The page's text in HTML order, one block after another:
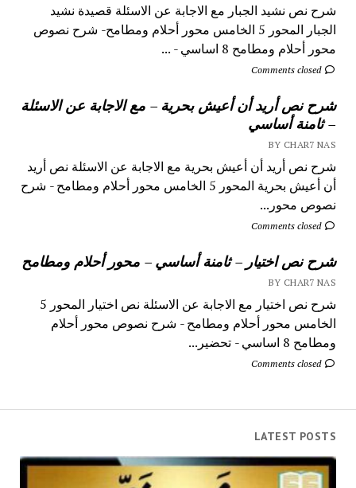
شرح نص نشيد الجبار مع الاجابة عن الاسئلة قصيدة نشيد
الجبار المحور 5 الخامس محور أحلام ومطامح- شرح نصوص
محور أحلام ومطامح 8 اساسي - ...
Comments closed
شرح نص أريد أن أعيش بحرية – مع الاجابة عن الاسئلة
– ثامنة أساسي
BY CHAR7 NAS
شرح نص أريد أن أعيش بحرية مع الاجابة عن الاسئلة نص أريد
أن أعيش بحرية المحور 5 الخامس محور أحلام ومطامح - شرح
نصوص محور...
Comments closed
شرح نص اختيار – ثامنة أساسي – محور أحلام ومطامح
BY CHAR7 NAS
شرح نص اختيار مع الاجابة عن الاسئلة نص اختيار المحور 5
الخامس محور أحلام ومطامح - شرح نصوص محور أحلام
ومطامح 8 اساسي - تحضير...
Comments closed
LATEST POSTS